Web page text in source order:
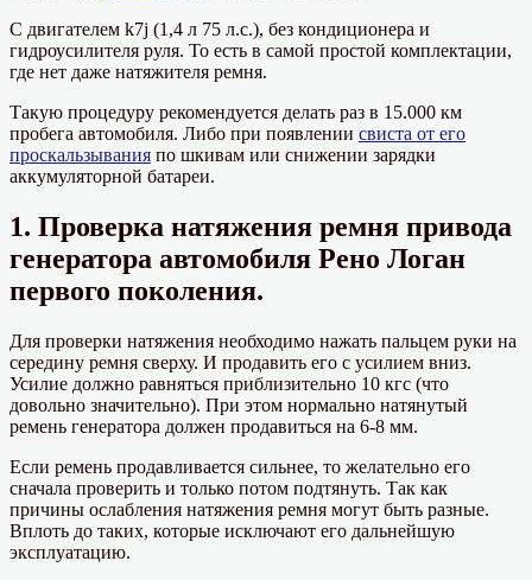
С двигателем k7j (1,4 л 75 л.с.), без кондиционера и
гидроусилителя руля. То есть в самой простой комплектации,
где нет даже натяжителя ремня.
Такую процедуру рекомендуется делать раз в 15.000 км
пробега автомобиля. Либо при появлении свиста от его
проскальзывания по шкивам или снижении зарядки
аккумуляторной батареи.
1. Проверка натяжения ремня привода
генератора автомобиля Рено Логан
первого поколения.
Для проверки натяжения необходимо нажать пальцем руки на
середину ремня сверху. И продавить его с усилием вниз.
Усилие должно равняться приблизительно 10 кгс (что
довольно значительно). При этом нормально натянутый
ремень генератора должен продавиться на 6-8 мм.
Если ремень продавливается сильнее, то желательно его
сначала проверить и только потом подтянуть. Так как
причины ослабления натяжения ремня могут быть разные.
Вплоть до таких, которые исключают его дальнейшую
эксплуатацию.